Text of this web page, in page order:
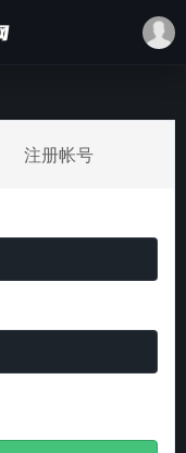
注册帐号